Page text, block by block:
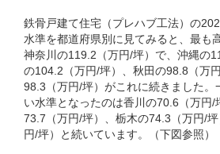
鉄骨戸建て住宅（プレハブ工法）の
水準を都道府県別に見てみると、最も
神奈川の119.2（万円/坪）で、沖縄の
の104.2（万円/坪）、秋田の98.8（万
98.3（万円/坪）がこれに続きました。
い水準となったのは香川の70.6（万円/
73.7（万円/坪）、栃木の74.3（万円/
円/坪）と続いています。（下図参照）